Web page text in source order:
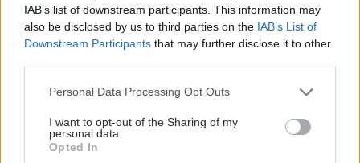
IAB’s list of downstream participants. This information may
also be disclosed by us to third parties on the IAB’s List of
Downstream Participants that may further disclose it to other
Please note that this website/app uses one or more Google
not limited to your visit or usage behaviour. You may click to
grant or deny consent to Google and its third-party tags to
use your data for below specified purposes in below Google
Personal Data Processing Opt Outs
I want to opt-out of the Sharing of my
personal data.
Opted In
''Υπενθυμίζουμε για άλλη μία φορά, ότι η διενέργεια των
τεστ είναι Ιατρική Πράξη και η εκτέλεσή τους από μη ιατρούς